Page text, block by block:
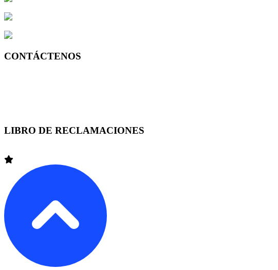
CONTÁCTENOS
LIBRO DE RECLAMACIONES